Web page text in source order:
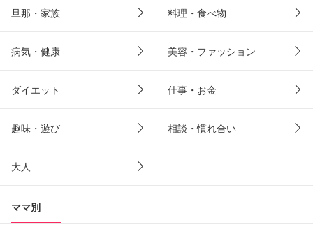
旦那・家族 料理・食べ物
病気・健康 美容・ファッション
ダイエット 仕事・お金
趣味・遊び 相談・慣れ合い
大人
ママ別